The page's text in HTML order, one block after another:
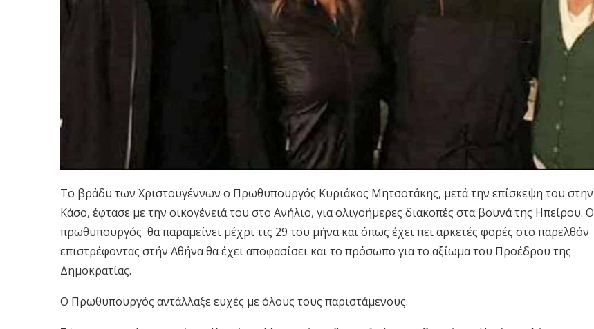
Το βράδυ των Χριστουγέννων ο Πρωθυπουργός Κυριάκος Μητσοτάκης, μετά την επίσκεψη του στην
Κάσο, έφτασε με την οικογένειά του στο Ανήλιο, για ολιγοήμερες διακοπές στα βουνά της Ηπείρου. Ο
πρωθυπουργός θα παραμείνει μέχρι τις 29 του μήνα και όπως έχει πει αρκετές φορές στο παρελθόν
επιστρέφοντας στήν Αθήνα θα έχει αποφασίσει και το πρόσωπο για το αξίωμα του Προέδρου της
Δημοκρατίας.
Ο Πρωθυπουργός αντάλλαξε ευχές με όλους τους παριστάμενους.